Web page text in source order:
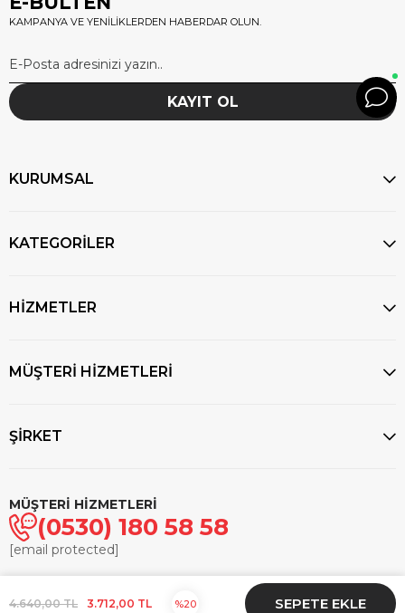
KAMPANYA VE YENİLİKLERDEN HABERDAR OLUN.
KAYIT OL
KURUMSAL
KATEGORİLER
HİZMETLER
MÜŞTERİ HİZMETLERİ
ŞİRKET
MÜŞTERİ HİZMETLERİ
(0530) 180 58 58
[email protected]
- Tüm hakları saklıdır.
4.640,00 TL 3.712,00 TL 20